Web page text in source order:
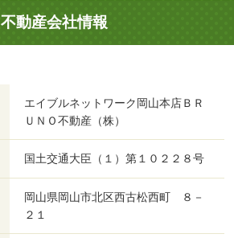
不動産会社情報
エイブルネットワーク岡山本店ＢＲ
ＵＮＯ不動産（株）
国土交通大臣（１）第１０２２８号
岡山県岡山市北区西古松西町 ８－
２１